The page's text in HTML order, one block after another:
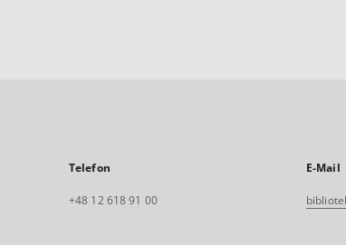
Telefon
+48 12 618 91 00
E-Mail